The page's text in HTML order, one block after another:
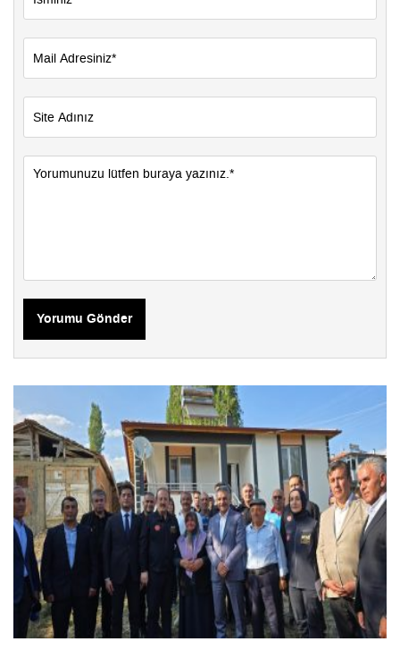
Yorumu Gönder